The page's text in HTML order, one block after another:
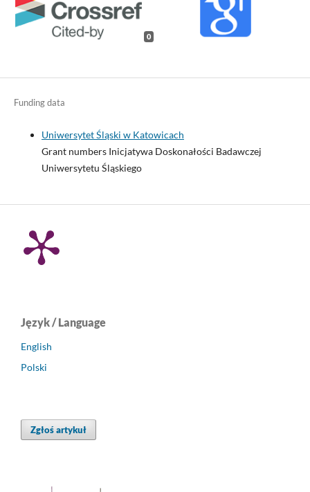
0
Funding data
Uniwersytet Śląski w Katowicach
Grant numbers Inicjatywa Doskonałości Badawczej
Uniwersytetu Śląskiego
Język / Language
English
Polski
Zgłoś artykuł